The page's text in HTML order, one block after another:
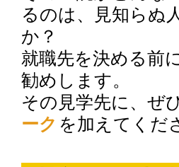
るのは、見知らぬ
か？
就職先を決める前
勧めします。
その見学先に、ぜ
ーク を加えてくだ